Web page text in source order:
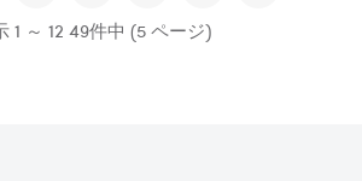
1 ～ 12 49件中 (5 ページ)